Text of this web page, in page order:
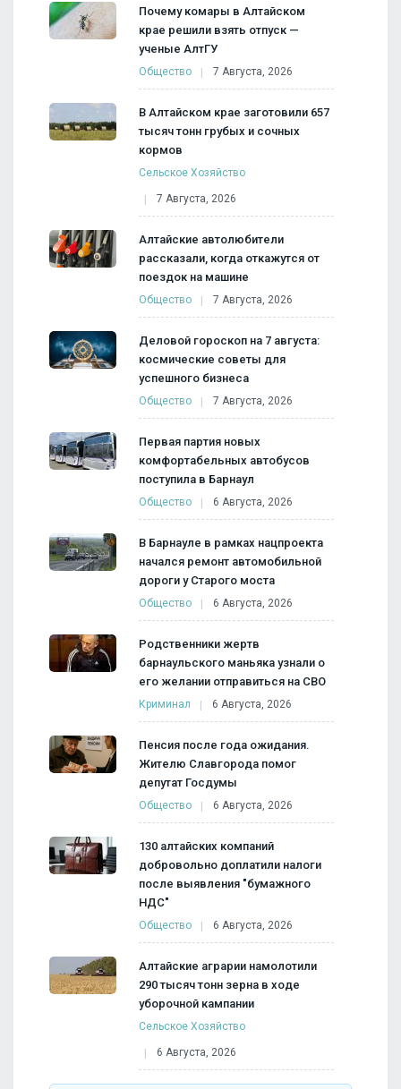
Почему комары в Алтайском
крае решили взять отпуск —
ученые АлтГУ
Общество 7 Августа, 2026
В Алтайском крае заготовили 657
тысяч тонн грубых и сочных
кормов
Сельское Хозяйство
7 Августа, 2026
Алтайские автолюбители
рассказали, когда откажутся от
поездок на машине
Общество 7 Августа, 2026
Деловой гороскоп на 7 августа:
космические советы для
успешного бизнеса
Общество 7 Августа, 2026
Первая партия новых
комфортабельных автобусов
поступила в Барнаул
Общество 6 Августа, 2026
В Барнауле в рамках нацпроекта
начался ремонт автомобильной
дороги у Старого моста
Общество 6 Августа, 2026
Родственники жертв
барнаульского маньяка узнали о
его желании отправиться на СВО
Криминал 6 Августа, 2026
Пенсия после года ожидания.
Жителю Славгорода помог
депутат Госдумы
Общество 6 Августа, 2026
130 алтайских компаний
добровольно доплатили налоги
после выявления "бумажного
НДС"
Общество 6 Августа, 2026
Алтайские аграрии намолотили
290 тысяч тонн зерна в ходе
уборочной кампании
Сельское Хозяйство
6 Августа, 2026